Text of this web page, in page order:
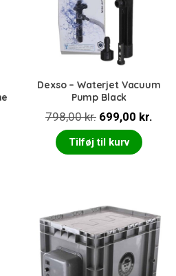
Dexso – Waterjet Vacuum
Pump Black
798,00kr. Den
oprindelige
pris
699,00 kr.
Tilføj til kurv